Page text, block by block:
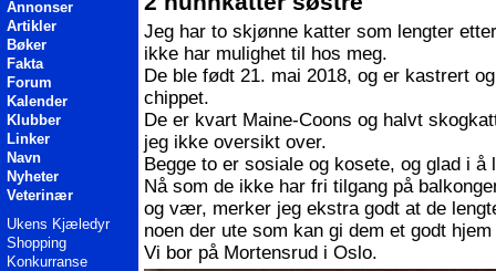
Annonser
Artikler
Bøker
Fakta
Forum
Kalender
Klubber
Linker
Navn
Nyheter
Veterinær
Ukens Kjæledyr
Shopping
Konkurranse
Jeg har to skjønne katter som lengter
ikke har mulighet til hos meg.
De ble født 21. mai 2018, og er kastrert
chippet.
De er kvart Maine-Coons og halvt
jeg ikke oversikt over.
Begge to er sosiale og kosete, og glad i å
Nå som de ikke har fri tilgang på
og vær, merker jeg ekstra godt at de
noen der ute som kan gi dem et godt
Vi bor på Mortensrud i Oslo.